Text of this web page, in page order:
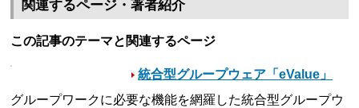
関連するページ・著者紹介
この記事のテーマと関連するページ
統合型グループウェア「eValue」
グループワークに必要な機能を網羅した統合型グループウ